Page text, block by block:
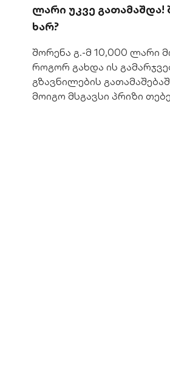
ლარი უკვე გათამაშდა!
ხარ?
შორენა გ.-მ 10,000 ლარი
როგორ გახდა ის
გზავნილების
მოიგო მსგავსი პრიზი